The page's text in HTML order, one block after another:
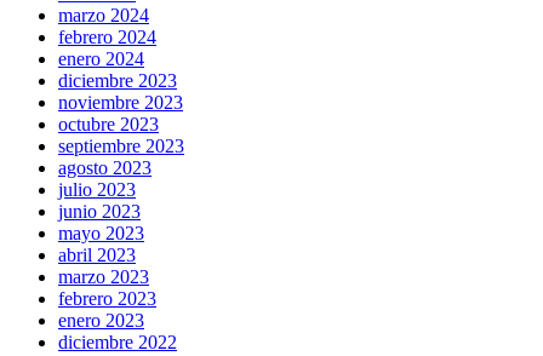
marzo 2024
febrero 2024
enero 2024
diciembre 2023
noviembre 2023
octubre 2023
septiembre 2023
agosto 2023
julio 2023
junio 2023
mayo 2023
abril 2023
marzo 2023
febrero 2023
enero 2023
diciembre 2022